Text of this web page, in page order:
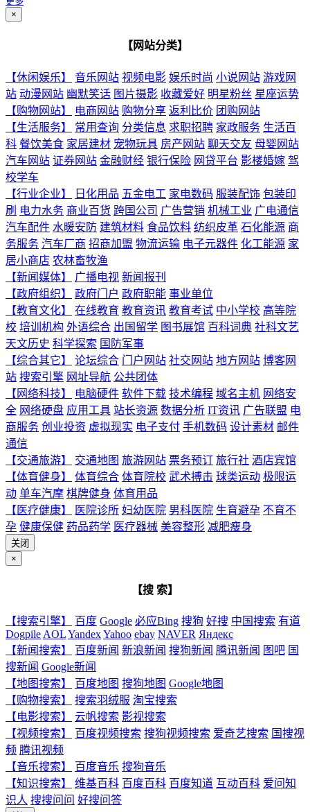
×
【网站分类】
【休闲娱乐】 音乐网站 视频电影 娱乐时尚 小说网站 游戏网
站 动漫网站 幽默笑话 图片摄影 收藏爱好 明星粉丝 星座运势
【购物网站】
电商网站 购物分享 返利比价 团购网站
【生活服务】
常用查询 分类信息 求职招聘 家政服务 生活百
科 餐饮美食 家居建材 宠物玩具 房产网站 聊天交友 母婴网站
汽车网站 证券网站 金融财经 银行保险 网贷平台 影楼婚嫁 驾
校学车
【行业企业】
日化用品 五金电工 家电数码 服装配饰 包装印
刷 电力水务 商业百货 跨国公司 广告营销 机械工业 广电通信
汽车配件 水暖安防 建筑材料 食品饮料 纺织皮革 石化能源 商
务服务 汽车厂商 招商加盟 物流运输 电子元器件 化工能源 家
居小商店 农林畜牧渔
【新闻媒体】
广播电视 新闻报刊
【政府组织】
政府门户 政府职能 事业单位
【教育文化】
在线教育 教育资讯 教育考试 中小学校 高等院
校 培训机构 外语综合 出国留学 图书展馆 百科词典 社科文艺
天文历史 科学探索 国防军事
【综合其它】
论坛综合 门户网站 社交网站 地方网站 博客网
站 搜索引擎 网址导航 公共团体
【网络科技】
电脑硬件 软件下载 技术编程 域名主机 网络安
全 网络硬盘 应用工具 站长资源 数据分析 IT资讯 广告联盟 电
商服务 创业投资 虚拟现实 电子支付 手机数码 设计素材 邮件
通信
【交通旅游】
交通地图 旅游网站 票务预订 旅行社 酒店宾馆
【体育健身】
体育综合 体育院校 武术搏击 球类运动 极限运
动 单车汽摩 棋牌健身 体育用品
【医疗健康】
医院诊所 妇幼医院 男科医院 生育避孕 不育不
孕 健康保健 药品药学 医疗器械 美容整形 减肥瘦身
关闭
×
【搜 索】
【搜索引擎】 百度 Google 必应Bing 搜狗 好搜 中国搜索 有道
Dogpile AOLYandexYahoo ebay NAVER Яндекс
【新闻搜索】
百度新闻 新浪新闻 搜狗新闻 腾讯新闻 图吧 国
搜新闻 Google新闻
【地图搜索】
百度地图 搜狗地图 Google地图
【购物搜索】
搜索羽绒服 淘宝搜索
【电影搜索】
云帆搜索 影视搜索
【视频搜索】
百度视频搜索 搜狗视频搜索 爱奇艺搜索 国搜视
频 腾讯视频
【音乐搜索】
百度音乐 搜狗音乐
【知识搜索】
维基百科 百度百科 百度知道 互动百科 爱问知
识人 搜搜问问 好搜问答